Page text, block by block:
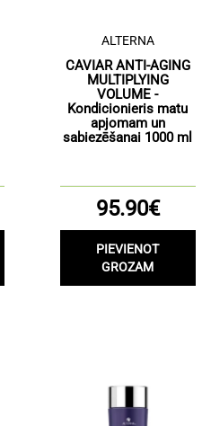
ALTERNA
CAVIAR ANTI-AGING
MULTIPLYING
VOLUME -
Kondicionieris matu
apjomam un
sabiezēšanai 1000 ml
95.90€
PIEVIENOT
GROZAM